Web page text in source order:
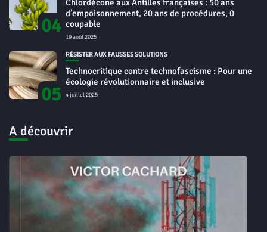
04
Chlordécone aux Antilles françaises : 50 ans
d’empoisonnement, 20 ans de procédures, 0
coupable
19 août 2025
05
RÉSISTER AUX FAUSSES SOLUTIONS
Technocritique contre technofascisme : Pour une
écologie révolutionnaire et inclusive
4 juillet 2025
A découvrir